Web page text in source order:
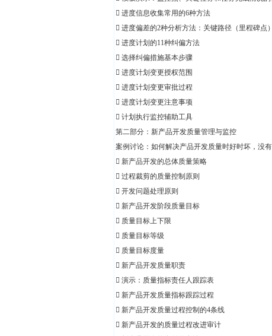
 进度信息收集常用的6种方法
 进度偏差的2种分析方法：关键路径（里程碑点
 进度计划的11种纠偏方法
 选择纠偏措施基本步骤
 进度计划变更授权范围
 进度计划变更审批过程
 进度计划变更注意事项
 计划执行监控辅助工具
第二部分：新产品开发质量管理与监控
案例讨论：如何解决产品开发质量时好时坏，没
 新产品开发的总体质量策略
 过程裁剪的质量控制原则
 开发问题处理原则
 新产品开发阶段质量目标
 质量目标上下限
 质量目标等级
 质量目标度量
 新产品开发质量职责
 演示：质量指标责任人跟踪表
 新产品开发质量指标跟踪过程
 新产品开发质量过程控制的4条线
 新产品开发的质量过程改进审计